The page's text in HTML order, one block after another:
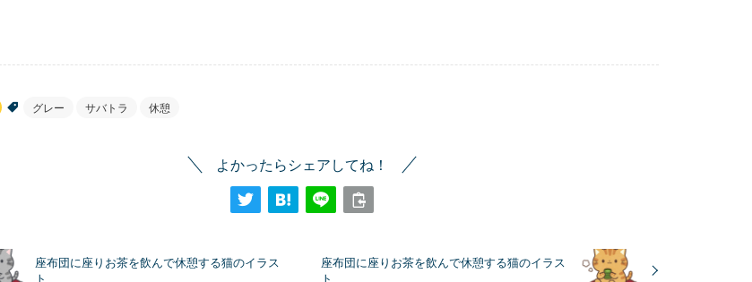
グレー サバトラ 休憩
よかったらシェアしてね！
座布団に座りお茶を飲んで休憩する猫のイラス
ト
座布団に座りお茶を飲んで休憩する猫のイラス
ト